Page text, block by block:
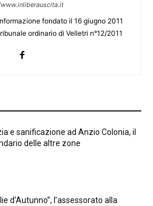
fondato il 16 giugno 2011
ordinario di Velletri n°12/2011
e sanificazione ad Anzio Colonia, il
delle altre zone
d’Autunno”, l’assessorato alla